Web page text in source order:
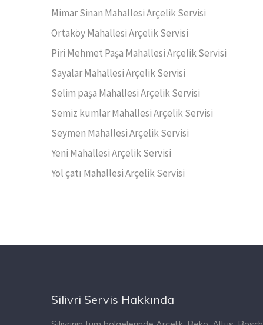
Mimar Sinan Mahallesi Arçelik Servisi
Ortaköy Mahallesi Arçelik Servisi
Piri Mehmet Paşa Mahallesi Arçelik Servisi
Sayalar Mahallesi Arçelik Servisi
Selim paşa Mahallesi Arçelik Servisi
Semiz kumlar Mahallesi Arçelik Servisi
Seymen Mahallesi Arçelik Servisi
Yeni Mahallesi Arçelik Servisi
Yol çatı Mahallesi Arçelik Servisi
Silivri Servis Hakkında